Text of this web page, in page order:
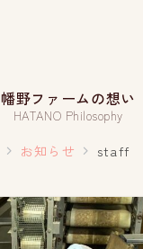
幡野ファームの想い
HATANO Philosophy
お知らせ staff